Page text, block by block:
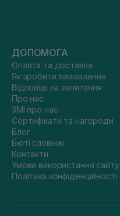
ДОПОМОГА
Оплата та доставка
Як зробити замовлення
Відповіді на запитання
Про нас
ЗМІ про нас
Сертифікати та нагороди
Блог
Бюті словник
Контакти
Умови використання сайту
Політика конфіденційності